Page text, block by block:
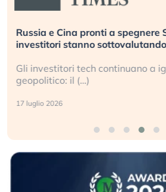
Russia e Cina pronti a spegnere
investitori stanno sottovalutando
Gli investitori tech continuano a
geopolitico: il (…)
17 luglio 2026